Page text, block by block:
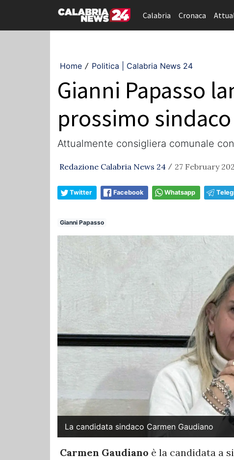
Calabria Cronaca
Home / Politica | Calabria News 24
Gianni Papasso
prossimo
Attualmente consigliera comunale
Redazione Calabria News 24 / 27 February
Twitter Facebook Whatsapp
Gianni Papasso
La candidata sindaco Carmen Gaudiano
Carmen Gaudiano è la candidata a